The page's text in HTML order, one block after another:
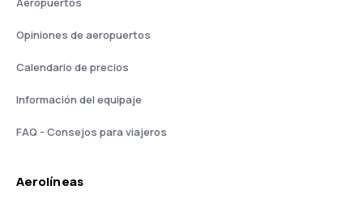
Opiniones de aeropuertos
Calendario de precios
Información del equipaje
FAQ - Consejos para viajeros
Aerolíneas